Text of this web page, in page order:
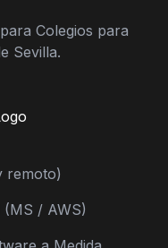
Colegios para
Sevilla.
remoto)
/ AWS)